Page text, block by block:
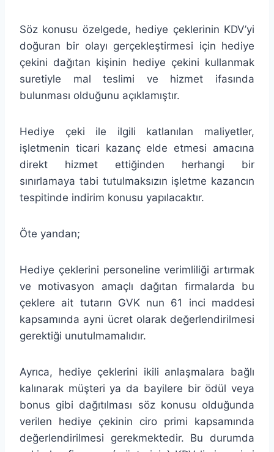
Söz konusu özelgede, hediye çeklerinin KDV’yi
doğuran bir olayı gerçekleştirmesi için hediye
çekini dağıtan kişinin hediye çekini kullanmak
suretiyle mal teslimi ve hizmet ifasında
bulunması olduğunu açıklamıştır.
Hediye çeki ile ilgili katlanılan maliyetler,
işletmenin ticari kazanç elde etmesi amacına
direkt hizmet ettiğinden herhangi bir
sınırlamaya tabi tutulmaksızın işletme kazancın
tespitinde indirim konusu yapılacaktır.
Öte yandan;
Hediye çeklerini personeline verimliliği artırmak
ve motivasyon amaçlı dağıtan firmalarda bu
çeklere ait tutarın GVK nun 61 inci maddesi
kapsamında ayni ücret olarak değerlendirilmesi
gerektiği unutulmamalıdır.
Ayrıca, hediye çeklerini ikili anlaşmalara bağlı
kalınarak müşteri ya da bayilere bir ödül veya
bonus gibi dağıtılması söz konusu olduğunda
verilen hediye çekinin ciro primi kapsamında
değerlendirilmesi gerekmektedir. Bu durumda